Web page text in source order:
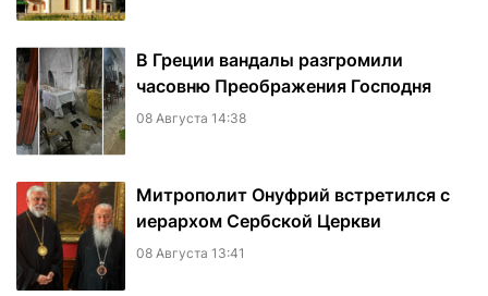
В Греции вандалы разгромили
часовню Преображения Господня
08 Августа 14:38
Митрополит Онуфрий встретился с
иерархом Сербской Церкви
08 Августа 13:41